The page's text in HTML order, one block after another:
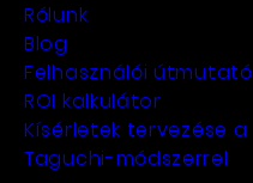
Rólunk
Blog
Felhasználói útmutató
ROI kalkulátor
Kísérletek tervezése a
Taguchi-módszerrel